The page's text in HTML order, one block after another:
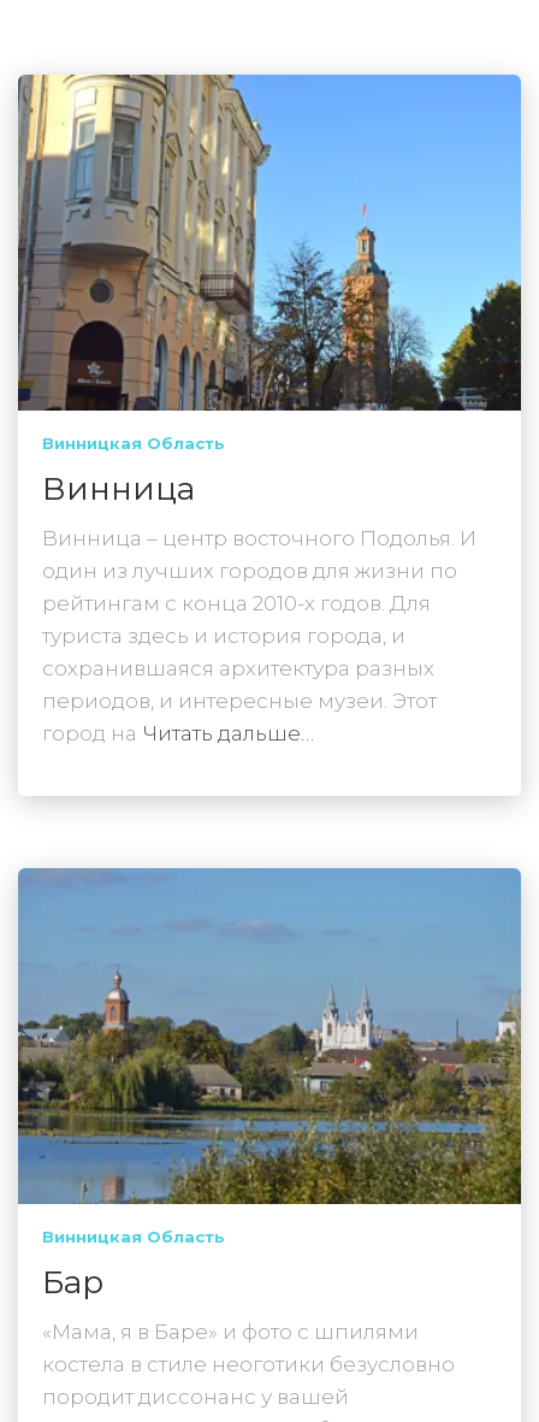
Винницкая Область
Винница
Винница – центр восточного Подолья. И
один из лучших городов для жизни по
рейтингам с конца 2010-х годов. Для
туриста здесь и история города, и
сохранившаяся архитектура разных
периодов, и интересные музеи. Этот
город на Читать дальше…
Винницкая Область
Бар
«Мама, я в Баре» и фото с шпилями
костела в стиле неоготики безусловно
породит диссонанс у вашей